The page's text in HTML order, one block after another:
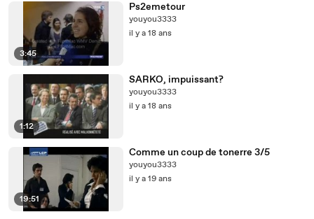
3:45
Ps2emetour
youyou3333
il y a 18 ans
1:12
SARKO, impuissant?
youyou3333
il y a 18 ans
19:51
Comme un coup de tonerre 3/5
youyou3333
il y a 19 ans